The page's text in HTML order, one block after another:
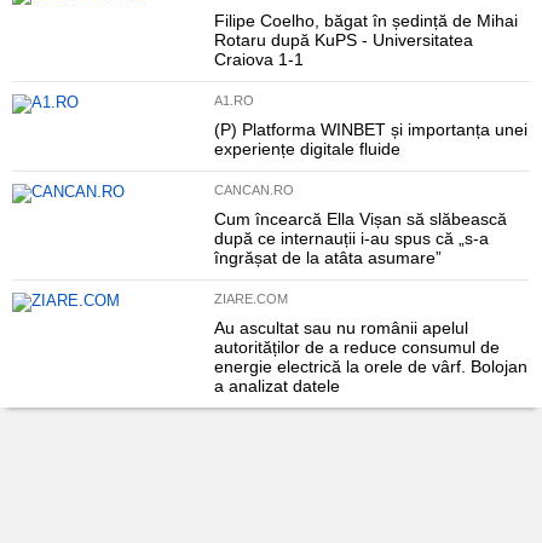
Filipe Coelho, băgat în ședință de Mihai
Rotaru după KuPS - Universitatea
Craiova 1-1
A1.RO
(P) Platforma WINBET și importanța unei
experiențe digitale fluide
CANCAN.RO
Cum încearcă Ella Vișan să slăbească
după ce internauții i-au spus că „s-a
îngrășat de la atâta asumare”
ZIARE.COM
Au ascultat sau nu românii apelul
autorităților de a reduce consumul de
energie electrică la orele de vârf. Bolojan
a analizat datele